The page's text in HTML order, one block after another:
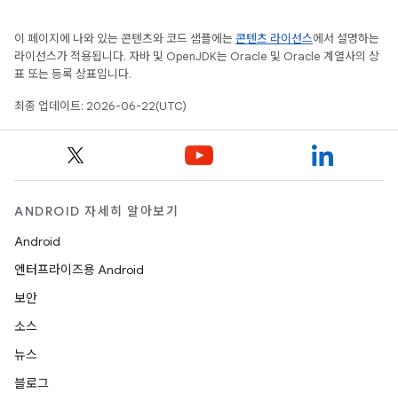
이 페이지에 나와 있는 콘텐츠와 코드 샘플에는 콘텐츠 라이선스에서 설명하는
라이선스가 적용됩니다. 자바 및 OpenJDK는 Oracle 및 Oracle 계열사의 상
표 또는 등록 상표입니다.
최종 업데이트: 2026-06-22(UTC)
ANDROID 자세히 알아보기
Android
엔터프라이즈용 Android
보안
소스
뉴스
블로그